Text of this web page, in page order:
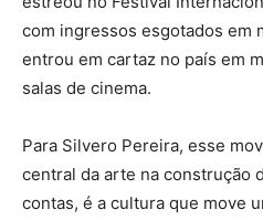
com ingressos esgotados em
entrou em cartaz no país em
salas de cinema.
Para Silvero Pereira, esse
central da arte na construção
contas, é a cultura que move